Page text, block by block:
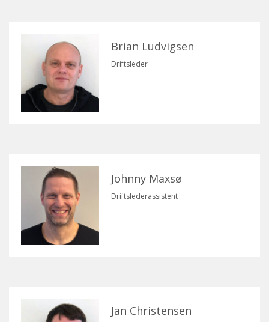
Brian Ludvigsen
Driftsleder
Johnny Maxsø
Driftslederassistent
Jan Christensen